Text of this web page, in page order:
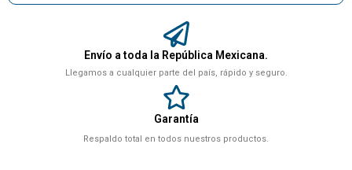
Envío a toda la República Mexicana.
Llegamos a cualquier parte del país, rápido y seguro.
Garantía
Respaldo total en todos nuestros productos.